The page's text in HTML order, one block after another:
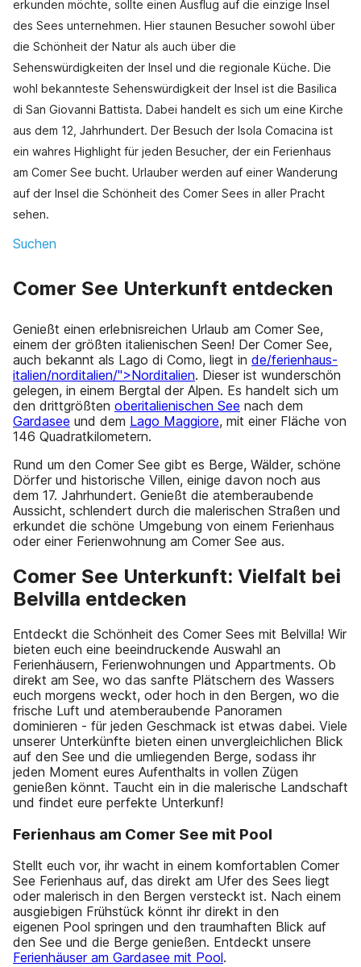
erkunden möchte, sollte einen Ausflug auf die einzige Insel
des Sees unternehmen. Hier staunen Besucher sowohl über
die Schönheit der Natur als auch über die
Sehenswürdigkeiten der Insel und die regionale Küche. Die
wohl bekannteste Sehenswürdigkeit der Insel ist die Basilica
di San Giovanni Battista. Dabei handelt es sich um eine Kirche
aus dem 12, Jahrhundert. Der Besuch der Isola Comacina ist
ein wahres Highlight für jeden Besucher, der ein Ferienhaus
am Comer See bucht. Urlauber werden auf einer Wanderung
auf der Insel die Schönheit des Comer Sees in aller Pracht
sehen.
Suchen
Comer See Unterkunft entdecken
Genießt einen erlebnisreichen Urlaub am Comer See,
einem der größten italienischen Seen! Der Comer See,
auch bekannt als Lago di Como, liegt in de/ferienhaus-
italien/norditalien/">Norditalien. Dieser ist wunderschön
gelegen, in einem Bergtal der Alpen. Es handelt sich um
den drittgrößten oberitalienischen See nach dem
Gardasee und dem Lago Maggiore, mit einer Fläche von
146 Quadratkilometern.
Rund um den Comer See gibt es Berge, Wälder, schöne
Dörfer und historische Villen, einige davon noch aus
dem 17. Jahrhundert. Genießt die atemberaubende
Aussicht, schlendert durch die malerischen Straßen und
erkundet die schöne Umgebung von einem Ferienhaus
oder einer Ferienwohnung am Comer See aus.
Comer See Unterkunft: Vielfalt bei
Belvilla entdecken
Entdeckt die Schönheit des Comer Sees mit Belvilla! Wir
bieten euch eine beeindruckende Auswahl an
Ferienhäusern, Ferienwohnungen und Appartments. Ob
direkt am See, wo das sanfte Plätschern des Wassers
euch morgens weckt, oder hoch in den Bergen, wo die
frische Luft und atemberaubende Panoramen
dominieren - für jeden Geschmack ist etwas dabei. Viele
unserer Unterkünfte bieten einen unvergleichlichen Blick
auf den See und die umliegenden Berge, sodass ihr
jeden Moment eures Aufenthalts in vollen Zügen
genießen könnt. Taucht ein in die malerische Landschaft
und findet eure perfekte Unterkunf!
Ferienhaus am Comer See mit Pool
Stellt euch vor, ihr wacht in einem komfortablen Comer
See Ferienhaus auf, das direkt am Ufer des Sees liegt
oder malerisch in den Bergen versteckt ist. Nach einem
ausgiebigen Frühstück könnt ihr direkt in den
eigenen Pool springen und den traumhaften Blick auf
den See und die Berge genießen. Entdeckt unsere
Ferienhäuser am Gardasee mit Pool.